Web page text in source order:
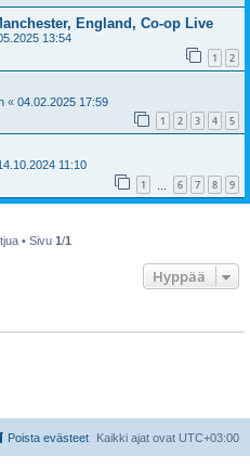
England, Co-op Live
13:54
1 2
« 04.02.2025 17:59
1 2 3 4 5
11:10
1 6 7 8 9
• Sivu 1/1
Hyppää
Kaikki ajat ovat UTC+03:00
Poista evästeet